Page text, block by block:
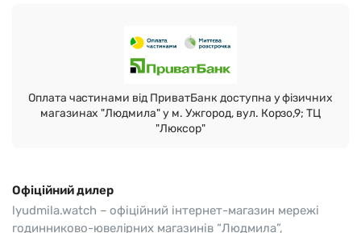
Оплата частинами від ПриватБанк доступна у фізичних
магазинах "Людмила" у м. Ужгород, вул. Корзо,9; ТЦ
"Люксор"
Офіційний дилер
lyudmila.watch – офіційний інтернет-магазин мережі
годинниково-ювелірних магазинів “Людмила”,